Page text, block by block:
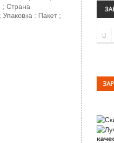
; Страна
: Пакет ;